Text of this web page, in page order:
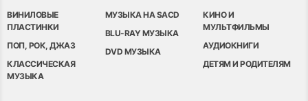
ВИНИЛОВЫЕ
ПЛАСТИНКИ
ПОП, РОК, ДЖАЗ
КЛАССИЧЕСКАЯ
МУЗЫКА
МУЗЫКА НА SACD
BLU-RAY МУЗЫКА
DVD МУЗЫКА
КИНО И
МУЛЬТФИЛЬМЫ
АУДИОКНИГИ
ДЕТЯМ И РОДИТЕЛЯМ